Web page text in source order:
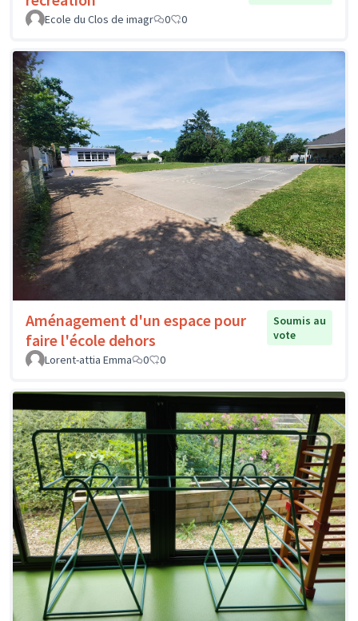
Ecole du Clos de imagr
0 0
Aménagement d'un espace pour
faire l'école dehors
Soumis au
vote
Lorent-attia Emma
0 0